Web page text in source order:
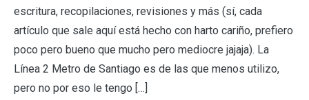
escritura, recopilaciones, revisiones y más (sí, cada
artículo que sale aquí está hecho con harto cariño, prefiero
poco pero bueno que mucho pero mediocre jajaja). La
Línea 2 Metro de Santiago es de las que menos utilizo,
pero no por eso le tengo […]